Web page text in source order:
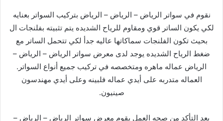
نقوم في سواتر الرياض – الرياض – الرياض بتركيب السواتر بعنايه
لكي يكون الساتر قوي ومقاوم للرياح الشديده يتم تثبيته بفلنجات ال
بحيث تكون الفلنجات سماكاتها عاليه جدأ لكي تتحمل الساتر مع
ضغط الرياح الشديده يوجد لدى معرض سواتر الرياض – الرياض –
الرياض عماله ماهره ومتخصصه في تركيب جميع أنواع السواتر.
العماله متدربه على أيدي عماله فلبينه وعلى أيدي مهندسون
صينيون.
بعد التأكد من صحه العمل يقوم معرض سواتر الرياض – الرياض –